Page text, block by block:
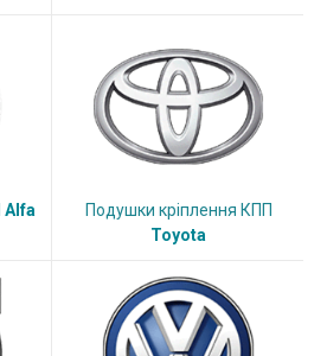
Alfa
Подушки кріплення КПП
Toyota